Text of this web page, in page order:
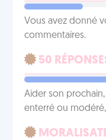
Vous avez donné
commentaires.
50
Aider son
enterré ou